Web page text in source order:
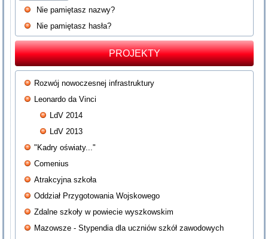
Nie pamiętasz nazwy?
Nie pamiętasz hasła?
PROJEKTY
Rozwój nowoczesnej infrastruktury
Leonardo da Vinci
LdV 2014
LdV 2013
"Kadry oświaty..."
Comenius
Atrakcyjna szkoła
Oddział Przygotowania Wojskowego
Zdalne szkoły w powiecie wyszkowskim
Mazowsze - Stypendia dla uczniów szkół zawodowych